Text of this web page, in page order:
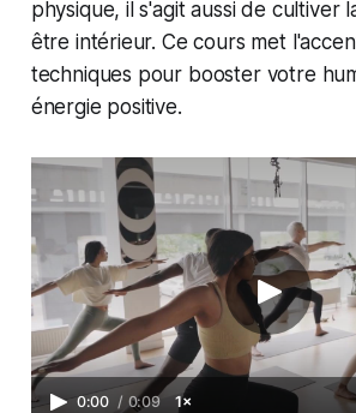
physique, il s'agit aussi de cultiver
être intérieur. Ce cours met
techniques pour booster votre
énergie positive.
0:00 / 0:09 1×